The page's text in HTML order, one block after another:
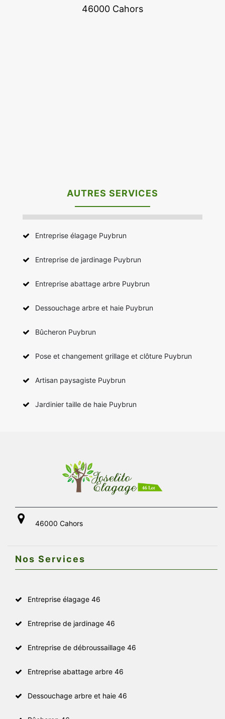
46000 Cahors
AUTRES SERVICES
Entreprise élagage Puybrun
Entreprise de jardinage Puybrun
Entreprise abattage arbre Puybrun
Dessouchage arbre et haie Puybrun
Bûcheron Puybrun
Pose et changement grillage et clôture Puybrun
Artisan paysagiste Puybrun
Jardinier taille de haie Puybrun
46000 Cahors
Nos Services
Entreprise élagage 46
Entreprise de jardinage 46
Entreprise de débroussaillage 46
Entreprise abattage arbre 46
Dessouchage arbre et haie 46